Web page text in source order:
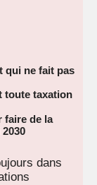
qui ne fait pas
toute taxation
faire de la
dans